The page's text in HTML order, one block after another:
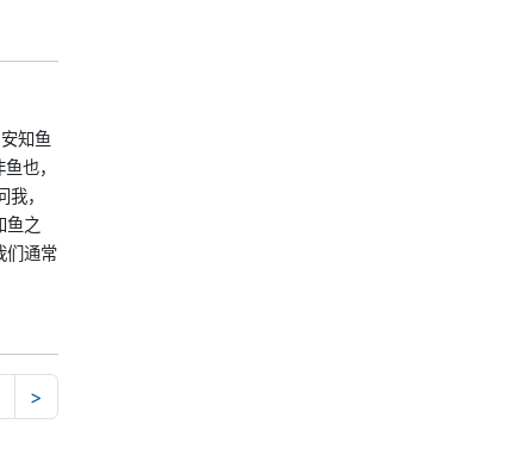
知鱼
也，
，
鱼之
们通常
>